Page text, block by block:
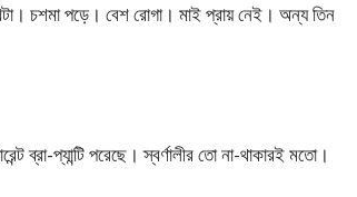
চশমা পড়ে। বেশ রোগা। মাই প্রায় নেই। অন্য তিন
ব্রা-প্যান্টি পরেছে। স্বর্ণালীর তো না-থাকারই মতো।